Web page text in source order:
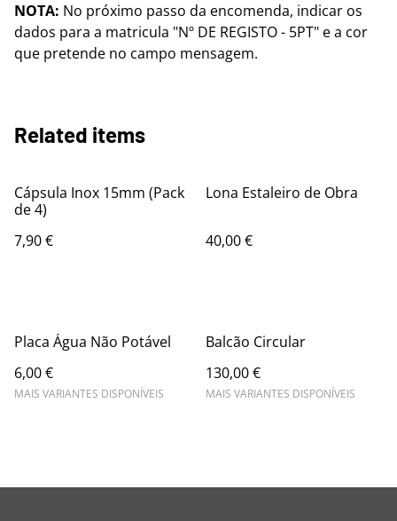
NOTA: No próximo passo da encomenda, indicar os
dados para a matricula "Nº DE REGISTO - 5PT" e a cor
que pretende no campo mensagem.
Related items
Cápsula Inox 15mm (Pack
de 4)
7,90 €
Lona Estaleiro de Obra
40,00 €
Placa Água Não Potável
6,00 €
MAIS VARIANTES DISPONÍVEIS
Balcão Circular
130,00 €
MAIS VARIANTES DISPONÍVEIS